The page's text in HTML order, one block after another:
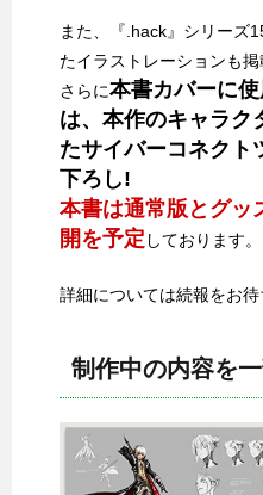
また、『.hack』シリーズ
たイラストレーションも掲
さらに本書カバーに
は、本作のキャラク
たサイバーコネクト
下ろし!
本書は通常版とグッ
開を予定 しております。
詳細については続報をお
制作中の内容を一